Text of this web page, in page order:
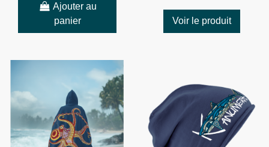
Ajouter au
panier
Voir le produit